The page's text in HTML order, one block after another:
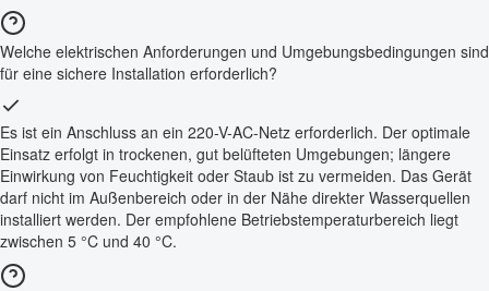
Welche elektrischen Anforderungen und Umgebungsbedingungen sind
für eine sichere Installation erforderlich?
Es ist ein Anschluss an ein 220-V-AC-Netz erforderlich. Der optimale
Einsatz erfolgt in trockenen, gut belüfteten Umgebungen; längere
Einwirkung von Feuchtigkeit oder Staub ist zu vermeiden. Das Gerät
darf nicht im Außenbereich oder in der Nähe direkter Wasserquellen
installiert werden. Der empfohlene Betriebstemperaturbereich liegt
zwischen 5 °C und 40 °C.